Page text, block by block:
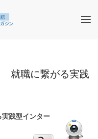
職に繋がる実践
践型インター